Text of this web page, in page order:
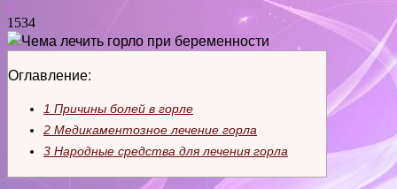
0
1534
Оглавление:
1 Причины болей в горле
2 Медикаментозное лечение горла
3 Народные средства для лечения горла